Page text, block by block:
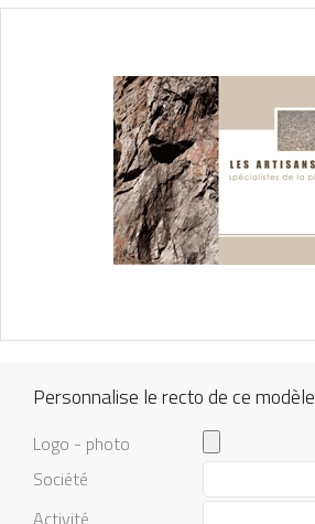
Personnalise le recto de ce modèle
Logo - photo
Société
Activité